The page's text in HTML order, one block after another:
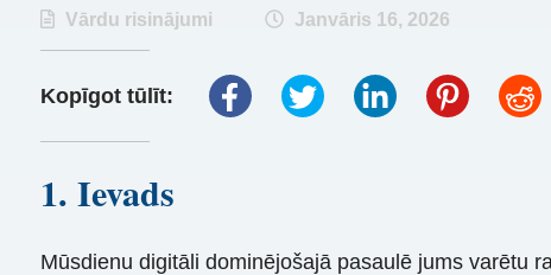
Vārdu risinājumi Janvāris 16, 2026
Kopīgot tūlīt:
1. Ievads
Mūsdienu digitāli dominējošajā pasaulē jums varētu